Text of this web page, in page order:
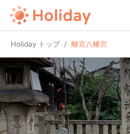
Holiday トップ 離宮八幡宮